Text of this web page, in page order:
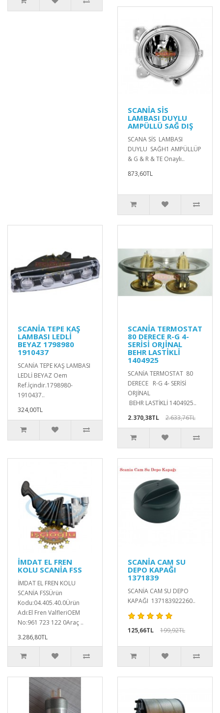
SCANİA SİS
LAMBASI DUYLU
AMPÜLLÜ SAĞ DIŞ
SCANA SİS LAMBASI
DUYLU SAĞH1 AMPÜLLÜP
& G & R & TE Onaylı..
873,60TL
SCANİA TEPE KAŞ
LAMBASI LEDLİ
BEYAZ 1798980
1910437
SCANİA TEPE KAŞ LAMBASI
LEDLİ BEYAZ Oem
Ref.İçindir.1798980-
1910437..
324,00TL
SCANİA TERMOSTAT
80 DERECE R-G 4-
SERİSİ ORJİNAL
BEHR LASTİKLİ
1404925
SCANİA TERMOSTAT 80
DERECE R-G 4- SERİSİ
ORJİNAL
BEHR LASTİKLİ 1404925..
2.370,38TL
2.633,76TL
İMDAT EL FREN
KOLU SCANİA FSS
İMDAT EL FREN KOLU
SCANİA FSSÜrün
Kodu:04.405.40.0Ürün
Adı:El Fren ValfleriOEM
No:961 723 122 0Araç ..
3.286,80TL
SCANİA CAM SU
DEPO KAPAĞI
1371839
SCANİA CAM SU DEPO
KAPAĞI 137183922260..
125,66TL 199,92TL